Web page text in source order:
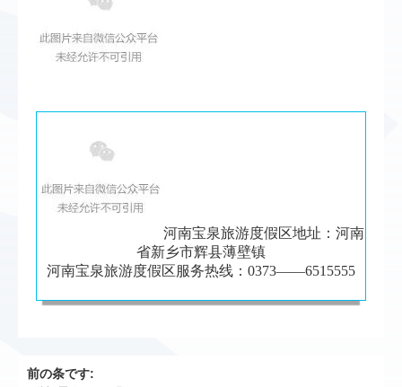
河南宝泉旅游度假区地址：河南
省新乡市辉县薄壁镇
河南宝泉旅游度假区服务热线：0373——6515555
前の条です: